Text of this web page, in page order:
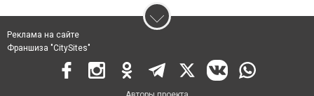
Реклама на сайте
Франшиза "CitySites"